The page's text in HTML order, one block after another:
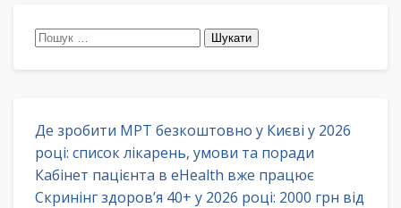
Пошук:
Де зробити МРТ безкоштовно у Києві у 2026
році: список лікарень, умови та поради
Кабінет пацієнта в eHealth вже працює
Скринінг здоров’я 40+ у 2026 році: 2000 грн від